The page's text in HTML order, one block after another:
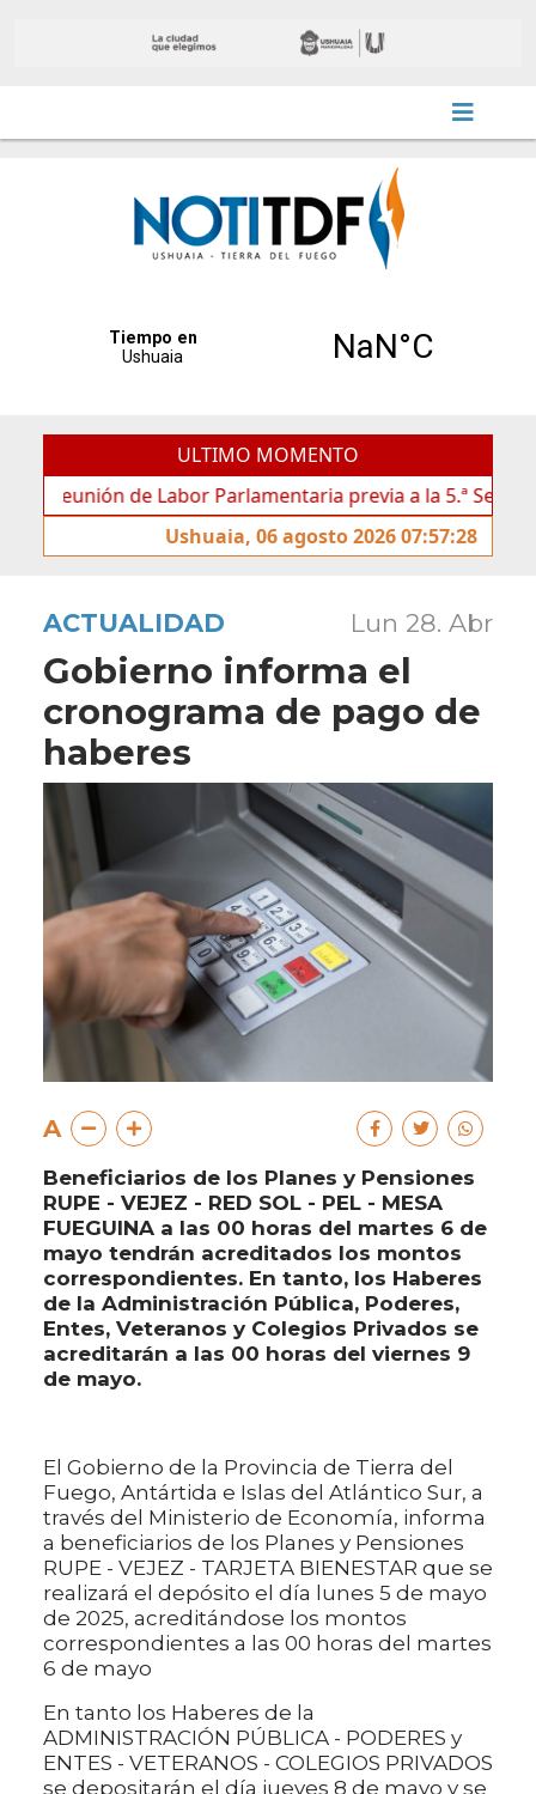
ULTIMO MOMENTO
de Labor Parlamentaria previa a la 5.ª Sesión
Ushuaia, 06 agosto 2026 07:57:28
ACTUALIDAD Lun 28. Abr
Gobierno informa el
cronograma de pago de
haberes
A
Beneficiarios de los Planes y Pensiones
RUPE - VEJEZ - RED SOL - PEL - MESA
FUEGUINA a las 00 horas del martes 6 de
mayo tendrán acreditados los montos
correspondientes. En tanto, los Haberes
de la Administración Pública, Poderes,
Entes, Veteranos y Colegios Privados se
acreditarán a las 00 horas del viernes 9
de mayo.
El Gobierno de la Provincia de Tierra del
Fuego, Antártida e Islas del Atlántico Sur, a
través del Ministerio de Economía, informa
a beneficiarios de los Planes y Pensiones
RUPE - VEJEZ - TARJETA BIENESTAR que se
realizará el depósito el día lunes 5 de mayo
de 2025, acreditándose los montos
correspondientes a las 00 horas del martes
6 de mayo
En tanto los Haberes de la
ADMINISTRACIÓN PÚBLICA - PODERES y
ENTES - VETERANOS - COLEGIOS PRIVADOS
se depositarán el día jueves 8 de mayo y se